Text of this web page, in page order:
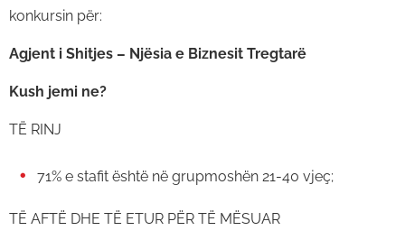
konkursin për:
Agjent i Shitjes – Njësia e Biznesit Tregtarë
Kush jemi ne?
TË RINJ
71% e stafit është në grupmoshën 21-40 vjeç;
TË AFTË DHE TË ETUR PËR TË MËSUAR